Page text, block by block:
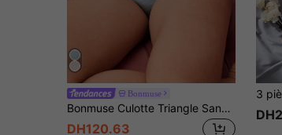
Bonmuse
Bonmuse Culotte Triangle Sans Couture En Dentelle De Couleur Pure Pour Femmes
DH120.63